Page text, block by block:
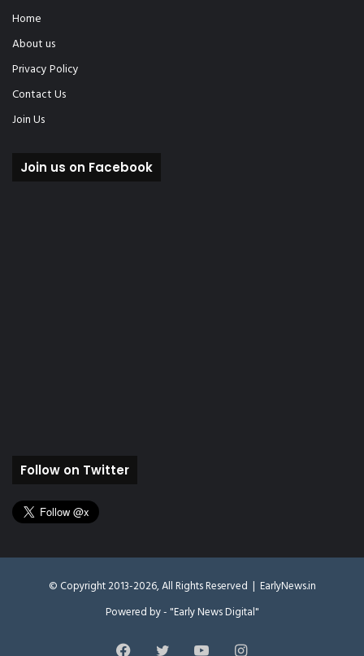
Home
About us
Privacy Policy
Contact Us
Join Us
Join us on Facebook
Follow on Twitter
© Copyright 2013-2026, All Rights Reserved | EarlyNews.in
Powered by - "Early News Digital"